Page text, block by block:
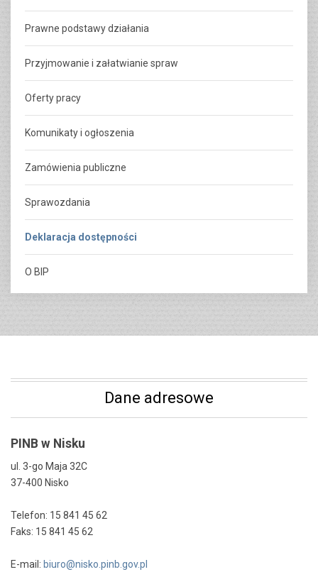
Prawne podstawy działania
Przyjmowanie i załatwianie spraw
Oferty pracy
Komunikaty i ogłoszenia
Zamówienia publiczne
Sprawozdania
Deklaracja dostępności
O BIP
Dane adresowe
PINB w Nisku
ul. 3-go Maja 32C
37-400 Nisko
Telefon: 15 841 45 62
Faks: 15 841 45 62
E-mail: biuro@nisko.pinb.gov.pl